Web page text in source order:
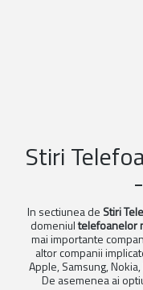
Stiri
In sectiunea de Stiri
domeniultelefoanelor
mai importante
altor companii
Apple, Samsung,
De asemenea ai